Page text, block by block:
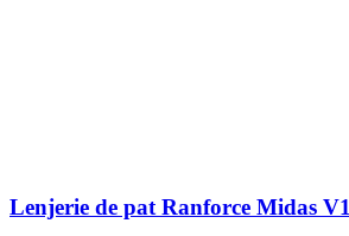
Lenjerie de pat Ranforce Midas V1